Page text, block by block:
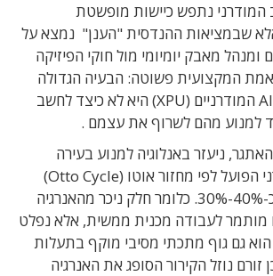
נתפש כיישות מופשטת
שבמציאות ההנדסית "הענן" נמצא על
מאבק יומיומי מול חוקי הפיזיקה
המקצועית פשוטה: הבעיה הגדולה
המודרניים (XPU)
היא לא כיצד לחשב
למנוע מהם לשרוף את עצמם .
האתגר, ניעזר באנלוגיה למנוע בעירה
הפועל לפי מחזור אוטו (Otto Cycle)
40%-30%. כלומר
חלק ניכר מהאנרגיה
מותמר לעבודה מכנית ממשית, אלא נפלט
גם גוף מתכתי מסיבי מוקף בתעלות
זורם נוזל הקירור הסופג את האנרגיה